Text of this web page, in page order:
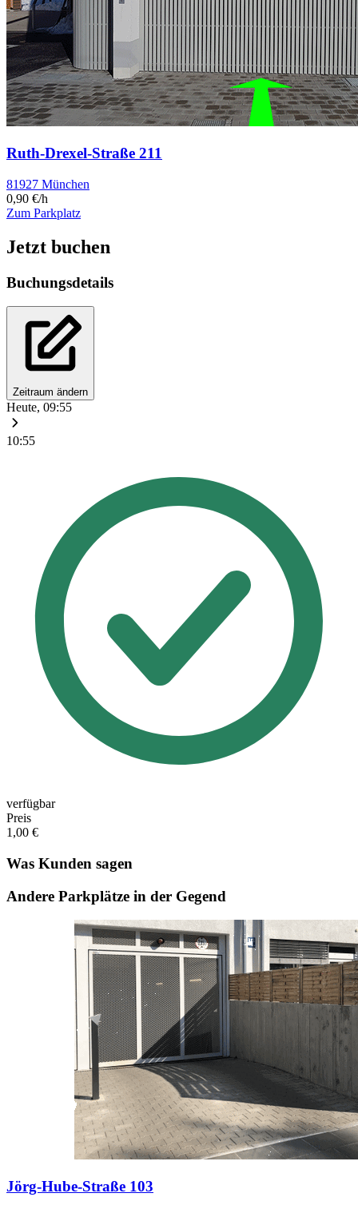
Ruth-Drexel-Straße 211
81927 München
0,90 €/h
Zum Parkplatz
Jetzt buchen
Buchungsdetails
Zeitraum ändern
Heute, 09:55
10:55
verfügbar
Preis
1,00 €
Was Kunden sagen
Andere Parkplätze in der Gegend
Jörg-Hube-Straße 103